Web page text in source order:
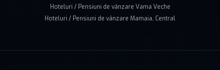
Hoteluri / Pensiuni de vânzare Vama Veche
Hoteluri / Pensiuni de vânzare Mamaia, Central